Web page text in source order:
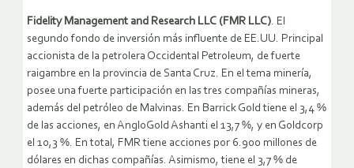
Fidelity Management and Research LLC (FMR LLC). El
segundo fondo de inversión más influente de EE.UU. Principal
accionista de la petrolera Occidental Petroleum, de fuerte
raigambre en la provincia de Santa Cruz. En el tema minería,
posee una fuerte participación en las tres compañías mineras,
además del petróleo de Malvinas. En Barrick Gold tiene el 3,4 %
de las acciones, en AngloGold Ashanti el 13,7 %, y en Goldcorp
el 10,3 %. En total, FMR tiene acciones por 6.900 millones de
dólares en dichas compañías. Asimismo, tiene el 3,7 % de